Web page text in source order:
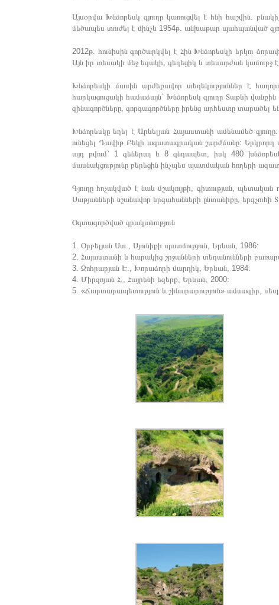
Այսօրվա Խնձորեսկ գյուղը կառուցվել է հնի հաշվին.
մեծապես տուժել է մինչև 1954թ. անխաթար պահպանված
2012թ. հունիսին գործարկվել է Հին Խնձորեսկի երկու
Այն իր տեսակի մեջ եզակի, գեղեցիկ և տեսարժան կամուրջ
Խնձորեսկի մասին արժեքավոր տեղեկություններ է
հարկացուցակի համաձայն` Խնձորեսկ գյուղը Տաթևի
զինագործները, գորգագործները իրենց արհեստը տարածել են
Խնձորեսկը եղել է Արևելյան Հայաստանի ամենամեծ
ունեցել Դավիթ Բեկի ազատագրական շարժմանը: Երկրորդ
այդ թվում` 1 գեներալ և 8 գնդապետ, իսկ 480
մասնակցությունը բերեցին ինչպես պատմական հողերի
Գյուղը հռչակված է նաև մշակույթի, գիտության,
Սաթյանների նշանավոր երգահանների ընտանիքը, երգչուհի
Օգտագործված գրականություն
1. Օրբելյան Ստ., Սյունիքի պատմություն, Երևան, 1986:
2. Հայաստանի և հարակից շրջանների տեղանունների
3. Զոհրաբյան Է., Խորաձորի մարդիկ, Երևան, 1984:
4. Միրզոյան Հ., Հայրենի եզերք, Երևան, 2000:
5. «Ճարտարապետություն և շինարարություն» ամսագիր,